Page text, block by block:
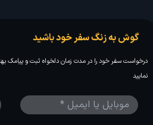
گوش به زنگ سفر خود باشید
درخواست سفر خود را در مدت زمان دلخواه ثبت و پیامک
نمایید